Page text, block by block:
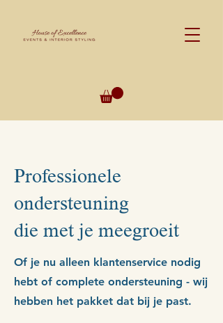
Professionele
ondersteuning
die met je meegroeit
Of je nu alleen klantenservice nodig
hebt of complete ondersteuning - wij
hebben het pakket dat bij je past.